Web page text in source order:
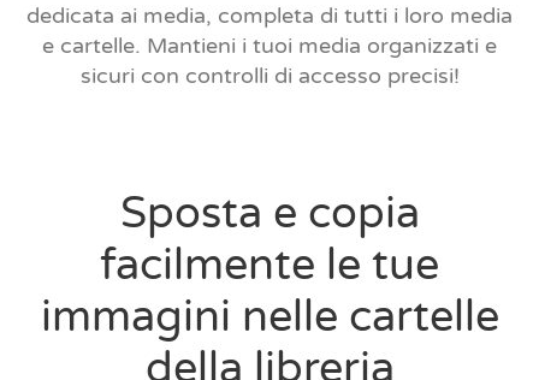
dedicata ai media, completa di tutti i loro media
e cartelle. Mantieni i tuoi media organizzati e
sicuri con controlli di accesso precisi!
Sposta e copia
facilmente le tue
immagini nelle cartelle
della libreria